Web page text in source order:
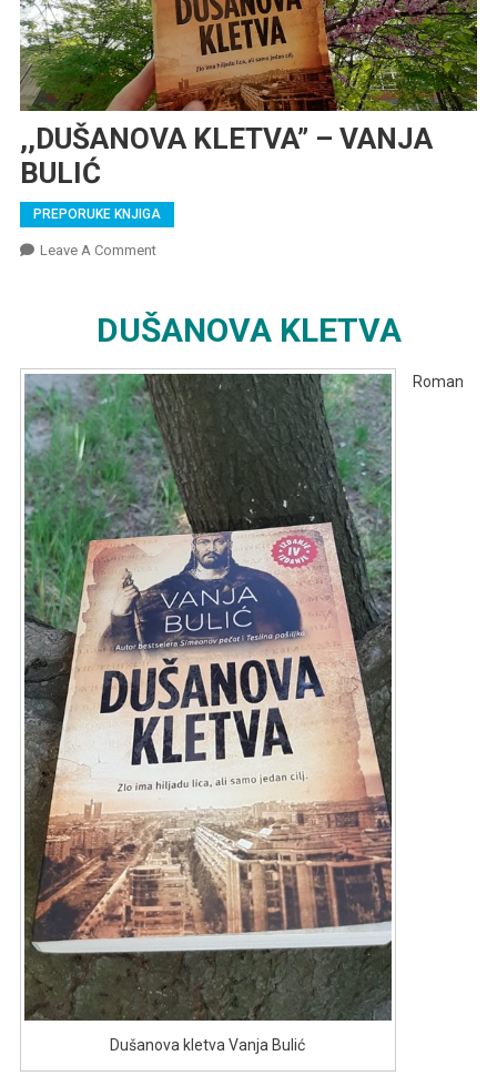
,,DUŠANOVA KLETVA” – VANJA
BULIĆ
PREPORUKE KNJIGA
Leave A CommentOn
–
BULIĆ
DUŠANOVA KLETVA
Dušanova kletva Vanja Bulić
Roman